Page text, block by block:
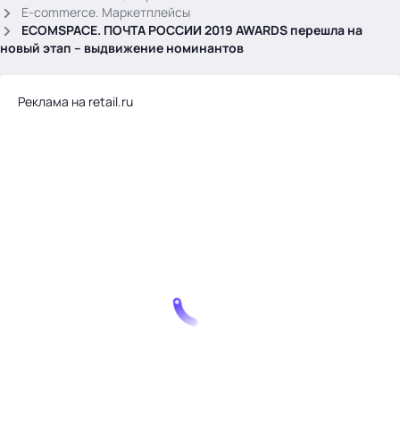
E-commerce. Маркетплейсы
ECOMSPACE. ПОЧТА РОССИИ 2019 AWARDS перешла на
новый этап – выдвижение номинантов
Реклама на retail.ru